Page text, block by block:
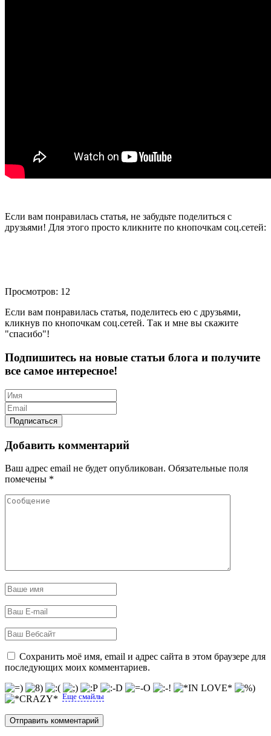
Если вам понравилась статья, не забудьте поделиться с
друзьями! Для этого просто кликните по кнопочкам соц.сетей:
Просмотров: 12
Если вам понравилась статья, поделитесь ею с друзьями,
кликнув по кнопочкам соц.сетей. Так и мне вы скажите
"спасибо"!
Подпишитесь на новые статьи блога и получите
все самое интересное!
Добавить комментарий
Ваш адрес email не будет опубликован. Обязательные поля
помечены *
Сохранить моё имя, email и адрес сайта в этом браузере для
последующих моих комментариев.
Еще смайлы